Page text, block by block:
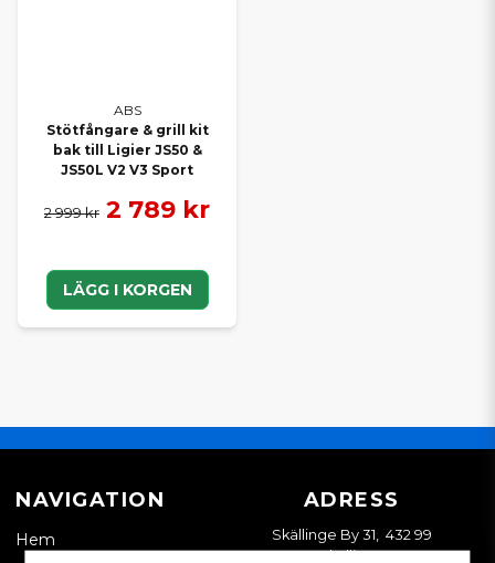
ABS
Stötfångare & grill kit
bak till Ligier JS50 &
JS50L V2 V3 Sport
2 999 kr 2 789 kr
LÄGG I KORGEN
NAVIGATION
Hem
ADRESS
Skällinge By 31, 432 99
Skällinge